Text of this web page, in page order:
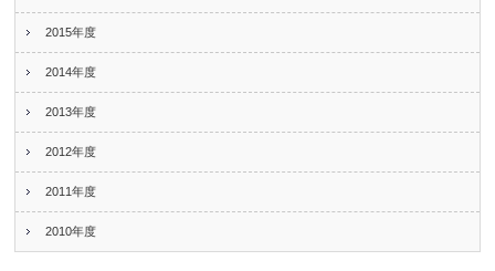
2015年度
2014年度
2013年度
2012年度
2011年度
2010年度